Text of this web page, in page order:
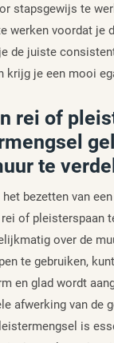
stapsgewijs te
werken voordat je
de juiste
krijg je een mooi
rei of
te
bezetten van
of pleisterspaan
over de
te gebruiken,
en glad wordt
afwerking van de
is